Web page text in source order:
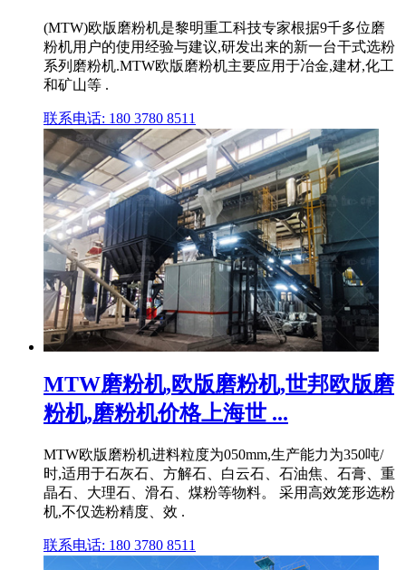
(MTW)欧版磨粉机是黎明重工科技专家根据9千多位磨
粉机用户的使用经验与建议,研发出来的新一台干式选粉
系列磨粉机.MTW欧版磨粉机主要应用于冶金,建材,化工
和矿山等 .
联系电话: 180 3780 8511
MTW磨粉机,欧版磨粉机,世邦欧版磨
粉机,磨粉机价格上海世 ...
MTW欧版磨粉机进料粒度为050mm,生产能力为350吨/
时,适用于石灰石、方解石、白云石、石油焦、石膏、重
晶石、大理石、滑石、煤粉等物料。 采用高效笼形选粉
机,不仅选粉精度、效 .
联系电话: 180 3780 8511